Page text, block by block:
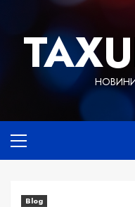
content
НОВИНИ
Menu
Blog